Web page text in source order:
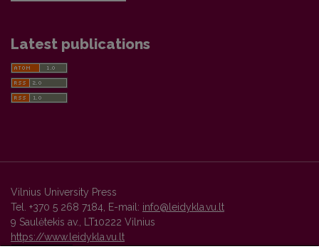
Latest publications
Vilnius University Press
Tel. +370 5 268 7184, E-mail: info@leidykla.vu.lt
9 Saulėtekis av., LT10222 Vilnius
https://www.leidykla.vu.lt